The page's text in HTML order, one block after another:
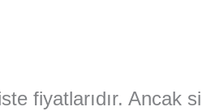
fiyatlarıdır. Ancak